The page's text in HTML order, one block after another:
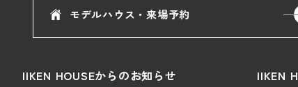
モデルハウス・来場予約
IIKEN HOUSEからのお知らせ IIKEN